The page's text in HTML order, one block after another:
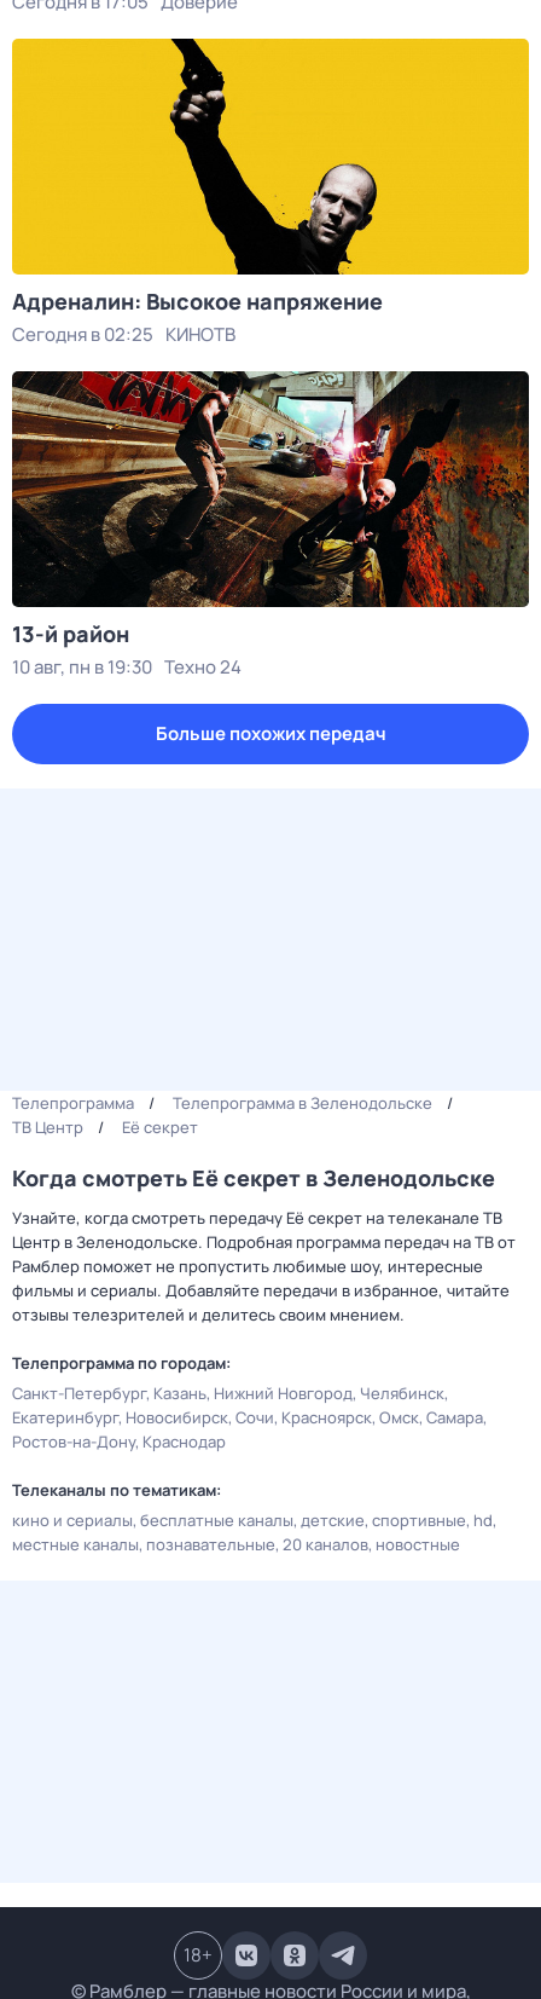
Адреналин: Высокое напряжение
Сегодня в 02:25 КИНОТВ
13-й район
10 авг, пн в 19:30 Техно 24
Больше похожих передач
Телепрограмма
Телепрограмма в Зеленодольске
ТВ Центр
Её секрет
Когда смотреть Её секрет в Зеленодольске
Узнайте, когда смотреть передачу Её секрет на телеканале ТВ
Центр в Зеленодольске. Подробная программа передач на ТВ от
Рамблер поможет не пропустить любимые шоу, интересные
фильмы и сериалы. Добавляйте передачи в избранное, читайте
отзывы телезрителей и делитесь своим мнением.
Телепрограмма по городам:
Санкт-Петербург Казань Нижний Новгород Челябинск
Екатеринбург Новосибирск Сочи Красноярск Омск Самара
Ростов-на-Дону Краснодар
Телеканалы по тематикам:
кино и сериалы бесплатные каналы детские спортивные hd
местные каналы познавательные 20 каналов новостные
© Рамблер — главные новости России и мира,
18+